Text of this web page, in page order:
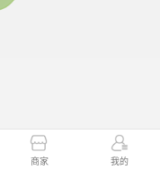
商家 我的